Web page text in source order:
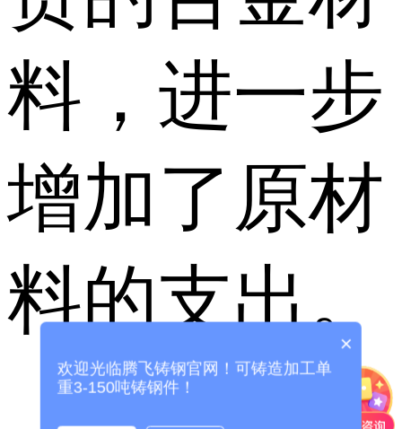
料，进一步
增加了原材
料的支出。
×
欢迎光临腾飞铸钢官网！可铸造加工单
重3-150吨铸钢件！